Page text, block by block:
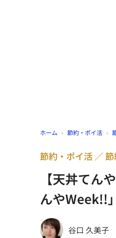
ホーム › 節約・ポイ活 ›
【天丼て
んやWeek!!
節約・ポイ活
谷口 久美子